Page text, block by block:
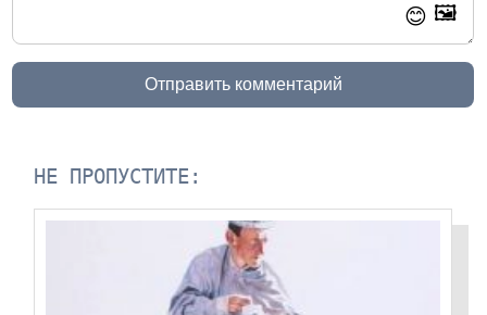
😊 🖼️
Отправить комментарий
НЕ ПРОПУСТИТЕ: